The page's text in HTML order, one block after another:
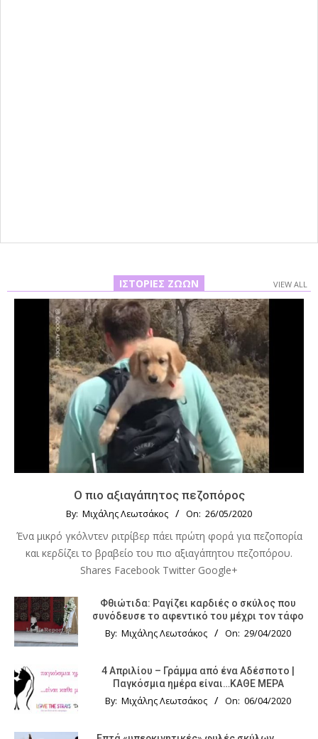
ΙΣΤΟΡΊΕΣ ΖΏΩΝ VIEW ALL
Ο πιο αξιαγάπητος πεζοπόρος
By: Μιχάλης Λεωτσάκος On: 26/05/2020
Ένα μικρό γκόλντεν ριτρίβερ πάει πρώτη φορά για πεζοπορία
και κερδίζει το βραβείο του πιο αξιαγάπητου πεζοπόρου.
Shares Facebook Twitter Google+
Φθιώτιδα: Ραγίζει καρδιές ο σκύλος που
συνόδευσε το αφεντικό του μέχρι τον τάφο
By: Μιχάλης Λεωτσάκος On: 29/04/2020
4 Απριλίου – Γράμμα από ένα Αδέσποτο |
Παγκόσμια ημέρα είναι…ΚΑΘΕ ΜΕΡΑ
By: Μιχάλης Λεωτσάκος On: 06/04/2020